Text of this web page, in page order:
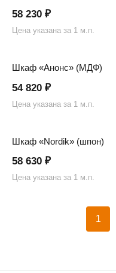
58 230 ₽
Цена указана за 1 м.п.
Шкаф «Анонс» (МДФ)
54 820 ₽
Цена указана за 1 м.п.
Шкаф «Nordik» (шпон)
58 630 ₽
Цена указана за 1 м.п.
1